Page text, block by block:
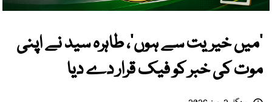
’میں خیریت سے ہوں‘، طاہرہ سید نے اپنی
موت کی خبر کو فیک قرار دے دیا